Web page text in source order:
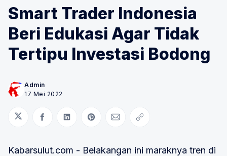
Smart Trader Indonesia
Beri Edukasi Agar Tidak
Tertipu Investasi Bodong
Admin
17 Mei 2022
Bagikan di Twitter
Bagikan di Facebook
Bagikan di LinkedIn
Bagikan di Pinterest
Bagikan melalui Email
Salin tautan
Kabarsulut.com - Belakangan ini maraknya tren di